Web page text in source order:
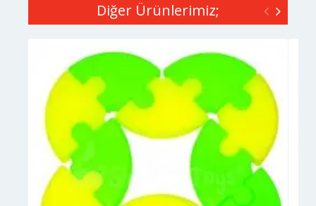
Diğer Ürünlerimiz;